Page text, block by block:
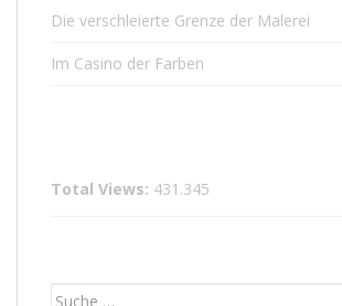
Die verschleierte Grenze der Malerei
Im Casino der Farben
Total Views: 431.345
Suche